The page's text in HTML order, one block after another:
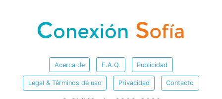
Acerca de F.A.Q. Publicidad
Legal & Términos de uso Privacidad Contacto